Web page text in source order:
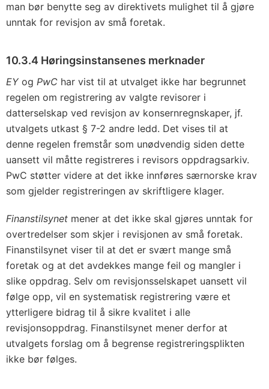
man bør benytte seg av direktivets mulighet til å gjøre
unntak for revisjon av små foretak.
10.3.4 Høringsinstansenes merknader
EY og PwC har vist til at utvalget ikke har begrunnet
regelen om registrering av valgte revisorer i
datterselskap ved revisjon av konsernregnskaper, jf.
utvalgets utkast § 7-2 andre ledd. Det vises til at
denne regelen fremstår som unødvendig siden dette
uansett vil måtte registreres i revisors oppdragsarkiv.
PwC støtter videre at det ikke innføres særnorske krav
som gjelder registreringen av skriftligere klager.
Finanstilsynet mener at det ikke skal gjøres unntak for
overtredelser som skjer i revisjonen av små foretak.
Finanstilsynet viser til at det er svært mange små
foretak og at det avdekkes mange feil og mangler i
slike oppdrag. Selv om revisjonsselskapet uansett vil
følge opp, vil en systematisk registrering være et
ytterligere bidrag til å sikre kvalitet i alle
revisjonsoppdrag. Finanstilsynet mener derfor at
utvalgets forslag om å begrense registreringsplikten
ikke bør følges.